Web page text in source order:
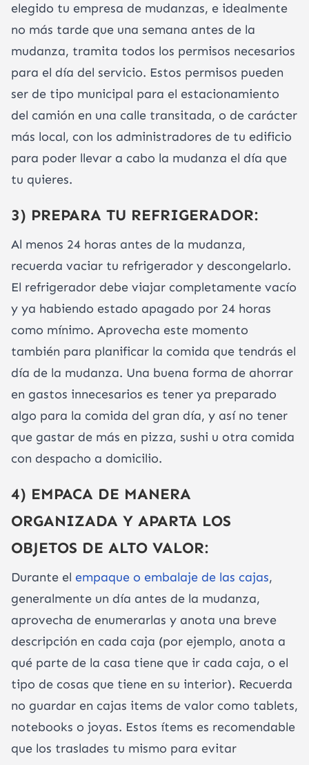
elegido tu empresa de mudanzas, e idealmente
no más tarde que una semana antes de la
mudanza, tramita todos los permisos necesarios
para el día del servicio. Estos permisos pueden
ser de tipo municipal para el estacionamiento
del camión en una calle transitada, o de carácter
más local, con los administradores de tu edificio
para poder llevar a cabo la mudanza el día que
tu quieres.
3) PREPARA TU REFRIGERADOR:
Al menos 24 horas antes de la mudanza,
recuerda vaciar tu refrigerador y descongelarlo.
El refrigerador debe viajar completamente vacío
y ya habiendo estado apagado por 24 horas
como mínimo. Aprovecha este momento
también para planificar la comida que tendrás el
día de la mudanza. Una buena forma de ahorrar
en gastos innecesarios es tener ya preparado
algo para la comida del gran día, y así no tener
que gastar de más en pizza, sushi u otra comida
con despacho a domicilio.
4) EMPACA DE MANERA
ORGANIZADA Y APARTA LOS
OBJETOS DE ALTO VALOR:
Durante el empaque o embalaje de las cajas,
generalmente un día antes de la mudanza,
aprovecha de enumerarlas y anota una breve
descripción en cada caja (por ejemplo, anota a
qué parte de la casa tiene que ir cada caja, o el
tipo de cosas que tiene en su interior). Recuerda
no guardar en cajas items de valor como tablets,
notebooks o joyas. Estos ítems es recomendable
que los traslades tu mismo para evitar